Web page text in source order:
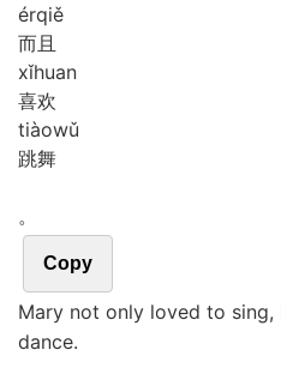
érqiě
而且
xǐhuan
喜欢
tiàowǔ
跳舞
。
Copy
Mary not only loved to
dance.